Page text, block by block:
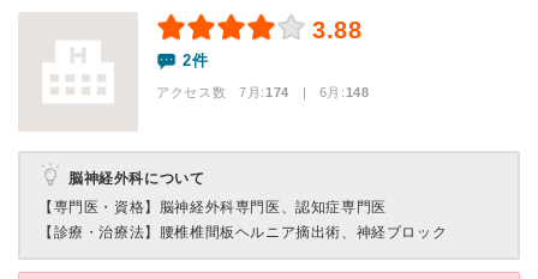
3.88
2件
アクセス数 7月:174 | 6月:148
脳神経外科について
【専門医・資格】 脳神経外科専門医、認知症専門医
【診療・治療法】
腰椎椎間板ヘルニア摘出術、神経ブロック